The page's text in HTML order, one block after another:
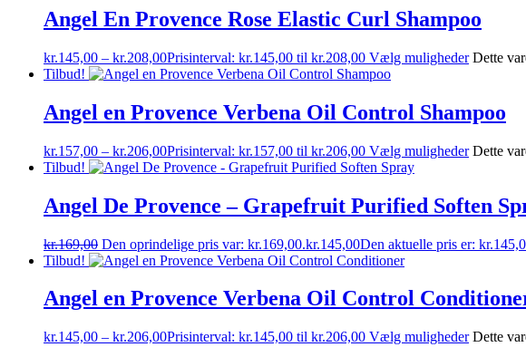
Angel En Provence Rose Elastic Curl Shampoo
kr.145,00 – kr.208,00Prisinterval: kr.145,00 til kr.208,00 Vælg muligheder Dette
Tilbud!
Angel en Provence Verbena Oil Control Shampoo
kr.157,00 – kr.206,00Prisinterval: kr.157,00 til kr.206,00 Vælg muligheder Dette
Tilbud!
Angel De Provence – Grapefruit Purified Soften
kr.169,00 Den oprindelige pris var: kr.169,00.kr.145,00Den aktuelle pris er:
Tilbud!
Angel en Provence Verbena Oil Control
kr.145,00 – kr.206,00Prisinterval: kr.145,00 til kr.206,00 Vælg muligheder Dette